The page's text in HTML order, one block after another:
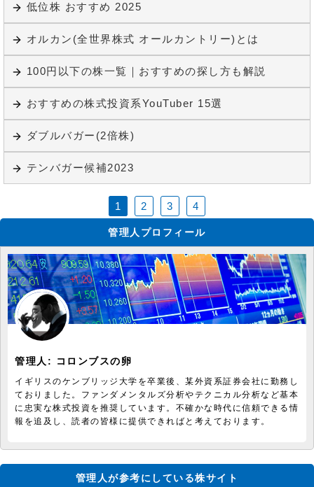
低位株 おすすめ 2025
オルカン(全世界株式 オールカントリー)とは
100円以下の株一覧｜おすすめの探し方も解説
おすすめの株式投資系YouTuber 15選
ダブルバガー(2倍株)
テンバガー候補2023
1 2 3 4
管理人プロフィール
管理人: コロンブスの卵
イギリスのケンブリッジ大学を卒業後、某外資系証券会社に勤務し
ておりました。ファンダメンタルズ分析やテクニカル分析など基本
に忠実な株式投資を推奨しています。不確かな時代に信頼できる情
報を追及し、読者の皆様に提供できればと考えております。
管理人が参考にしている株サイト